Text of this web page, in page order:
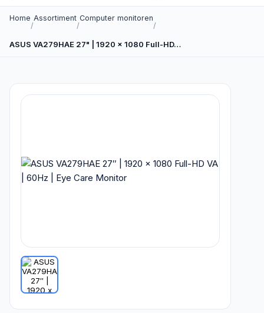
Home
/
Assortiment
/
Computer monitoren
/
ASUS VA279HAE 27" | 1920 x 1080 Full-HD…